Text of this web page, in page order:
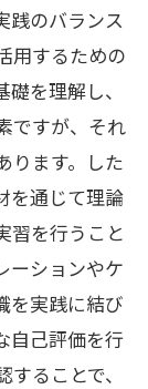
践のバランス
用するための
を理解し、
ですが、それ
ります。した
を通じて理論
習を行うこと
ーションやケ
を実践に結び
自己評価を行
ることで、